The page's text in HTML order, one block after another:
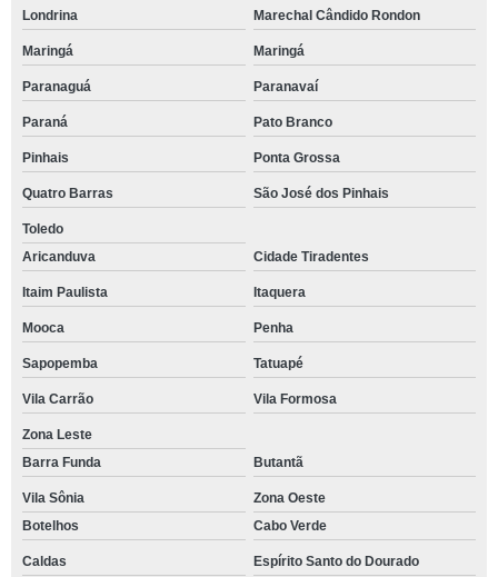
Londrina Marechal Cândido Rondon
Maringá Maringá
Paranaguá Paranavaí
Paraná Pato Branco
Pinhais Ponta Grossa
Quatro Barras São José dos Pinhais
Toledo
Aricanduva
Cidade Tiradentes
Itaim Paulista Itaquera
Mooca Penha
Sapopemba Tatuapé
Vila Carrão Vila Formosa
Zona Leste
Barra Funda
Butantã
Vila Sônia
Zona Oeste
Botelhos
Cabo Verde
Caldas Espírito Santo do Dourado